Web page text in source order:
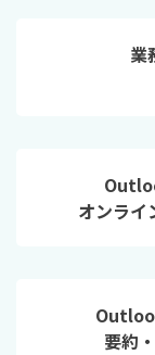
業
オンライ
要約